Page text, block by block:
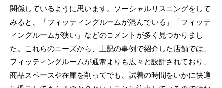
関係しているように思います。ソーシャルリスニングをして
みると、「フィッティングルームが混んでいる」「フィッテ
ィングルームが狭い」などのコメントが多く見つかりまし
た。これらのニーズから、上記の事例で紹介した店舗では、
フィッティングルームが通常よりも広々と設計されており、
商品スペースや在庫を削ってでも、試着の時間をいかに快適